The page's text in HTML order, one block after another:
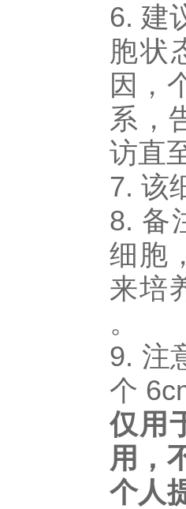
6. 建
胞状
因，
系，
访直
7. 该
8. 备
细胞
来培
。
9. 注
个
仅用
用，
个人